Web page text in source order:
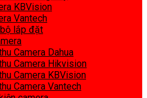
KBVision
Vantech
lắp đặt
Camera Dahua
Camera Hikvision
Camera KBVision
Camera Vantech